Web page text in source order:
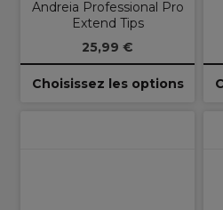
Andreia Professional Pro
Extend Tips
25,99 €
Choisissez les options